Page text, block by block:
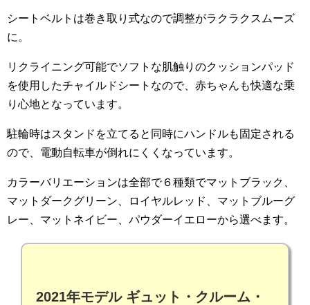
シートベルトは巻き取り式なので調整がラクラクスムーズ
に。
リクライニング可能でソフトな肌触りのクッションパッド
を使用したチャイルドシートなので、赤ちゃんも快適な乗
り心地となっています。
駐輪時はスタンドを立てると同時にハンドルも固定される
ので、電動自転車が倒れにくくなっています。
カラーバリエーションは全部で６種類でマットブラック、
マットダークグリーン、ロイヤルレッド、マットブルーグ
レー、マットネイビー、パウダーイエローから選べます。
2021年モデル ギュット・クルーム・